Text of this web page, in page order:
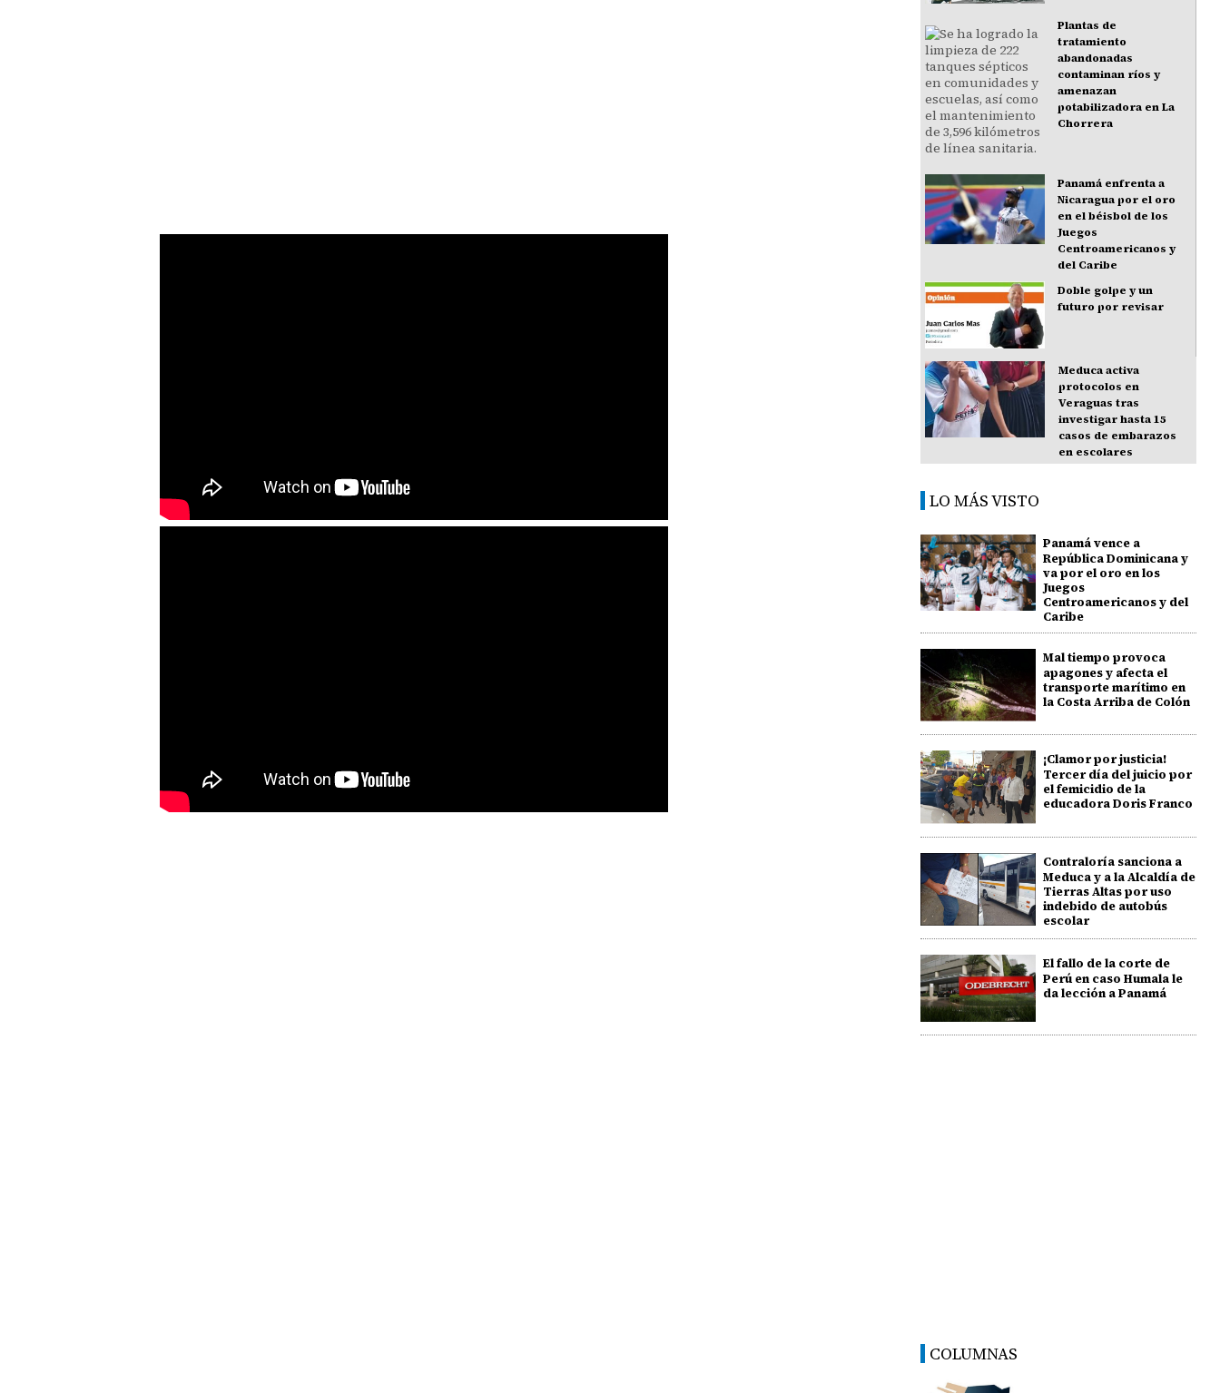
Plantas de
tratamiento
abandonadas
contaminan ríos y
amenazan
potabilizadora en La
Chorrera
Panamá enfrenta a
Nicaragua por el oro
en el béisbol de los
Juegos
Centroamericanos y
del Caribe
Doble golpe y un
futuro por revisar
Meduca activa
protocolos en
Veraguas tras
investigar hasta 15
casos de embarazos
en escolares
LO MÁS VISTO
Panamá vence a
República Dominicana y
va por el oro en los
Juegos
Centroamericanos y del
Caribe
Mal tiempo provoca
apagones y afecta el
transporte marítimo en
la Costa Arriba de Colón
¡Clamor por justicia!
Tercer día del juicio por
el femicidio de la
educadora Doris Franco
Contraloría sanciona a
Meduca y a la Alcaldía de
Tierras Altas por uso
indebido de autobús
escolar
El fallo de la corte de
Perú en caso Humala le
da lección a Panamá
COLUMNAS